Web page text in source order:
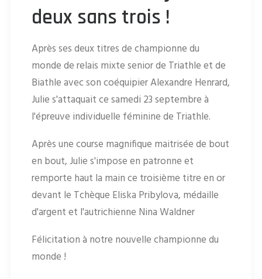
deux sans trois !
Après ses deux titres de championne du
monde de relais mixte senior de Triathle et de
Biathle avec son coéquipier Alexandre Henrard,
Julie s'attaquait ce samedi 23 septembre à
l'épreuve individuelle féminine de Triathle.
Après une course magnifique maitrisée de bout
en bout, Julie s'impose en patronne et
remporte haut la main ce troisième titre en or
devant le Tchèque Eliska Pribylova, médaille
d'argent et l'autrichienne Nina Waldner
Félicitation à notre nouvelle championne du
monde !